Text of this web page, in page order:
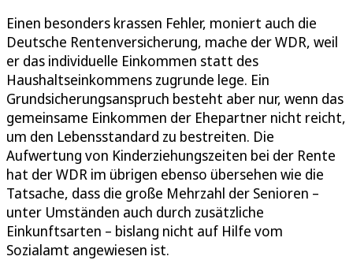
Einen besonders krassen Fehler, moniert auch die
Deutsche Rentenversicherung, mache der WDR, weil
er das individuelle Einkommen statt des
Haushaltseinkommens zugrunde lege. Ein
Grundsicherungsanspruch besteht aber nur, wenn das
gemeinsame Einkommen der Ehepartner nicht reicht,
um den Lebensstandard zu bestreiten. Die
Aufwertung von Kinderziehungszeiten bei der Rente
hat der WDR im übrigen ebenso übersehen wie die
Tatsache, dass die große Mehrzahl der Senioren –
unter Umständen auch durch zusätzliche
Einkunftsarten – bislang nicht auf Hilfe vom
Sozialamt angewiesen ist.